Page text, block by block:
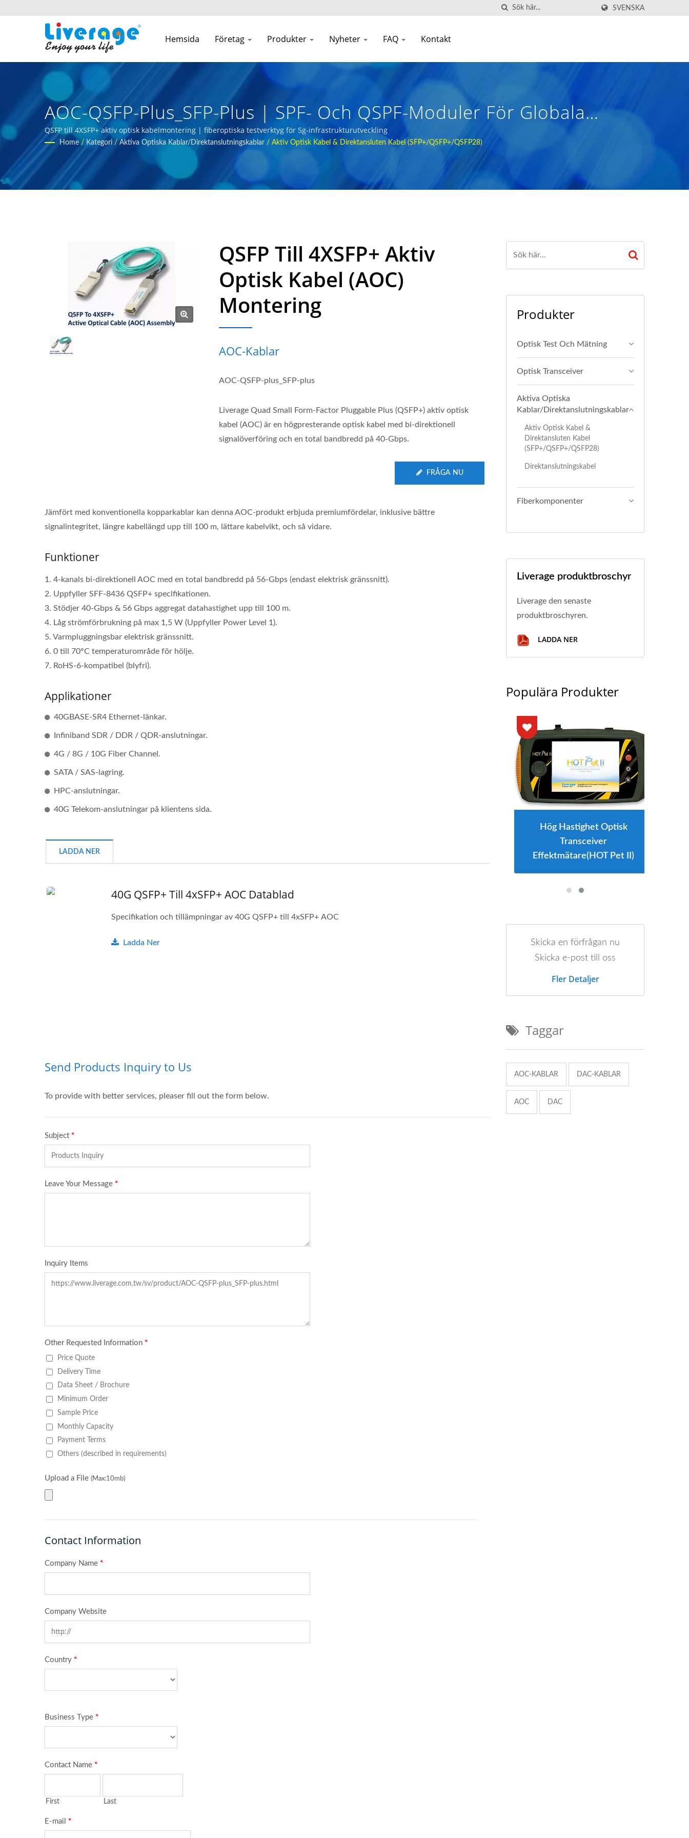
SVENSKA
Hemsida Företag Produkter Nyheter FAQ Kontakt
AOC-QSFP-Plus_SFP-Plus | SPF- Och QSPF-Moduler För Globala
Kommunikationsnätverk
QSFP till 4XSFP+ aktiv optisk kabelmontering | fiberoptiska testverktyg för 5g-infrastrukturutveckling
Home / Kategori / Aktiva Optiska Kablar/direktanslutningskablar / Aktiv Optisk Kabel & Direktansluten Kabel (SFP+/QSFP+/QSFP28)
QSFP Till 4XSFP+ Aktiv
Optisk Kabel (AOC)
Montering
AOC-Kablar
AOC-QSFP-plus_SFP-plus
Liverage Quad Small Form-Factor Pluggable Plus (QSFP+) aktiv optisk
kabel (AOC) är en högpresterande optisk kabel med bi-direktionell
signalöverföring och en total bandbredd på 40-Gbps.
FRÅGA NU
Jämfört med konventionella kopparkablar kan denna AOC-produkt erbjuda premiumfördelar, inklusive bättre
signalintegritet, längre kabellängd upp till 100 m, lättare kabelvikt, och så vidare.
Funktioner
1. 4-kanals bi-direktionell AOC med en total bandbredd på 56-Gbps (endast elektrisk gränssnitt).
2. Uppfyller SFF-8436 QSFP+ specifikationen.
3. Stödjer 40-Gbps & 56 Gbps aggregat datahastighet upp till 100 m.
4. Låg strömförbrukning på max 1,5 W (Uppfyller Power Level 1).
5. Varmpluggningsbar elektrisk gränssnitt.
6. 0 till 70°C temperaturområde för hölje.
7. RoHS-6-kompatibel (blyfri).
Applikationer
40GBASE-SR4 Ethernet-länkar.
Infiniband SDR / DDR / QDR-anslutningar.
4G / 8G / 10G Fiber Channel.
SATA / SAS-lagring.
HPC-anslutningar.
40G Telekom-anslutningar på klientens sida.
LADDA NER
40G QSFP+ Till 4xSFP+ AOC Datablad
Specifikation och tillämpningar av 40G QSFP+ till 4xSFP+ AOC
Ladda Ner
Produkter
Optisk Test Och Mätning
Optisk Transceiver
Aktiva Optiska
Kablar/direktanslutningskablar
Aktiv Optisk Kabel &
Direktansluten Kabel
(SFP+/QSFP+/QSFP28)
Direktanslutningskabel
Fiberkomponenter
Liverage produktbroschyr
Liverage den senaste
produktbroschyren.
LADDA NER
Populära Produkter
Hög Hastighet Optisk
Transceiver
Effektmätare(HOT Pet II)
Skicka en förfrågan nu
Skicka e-post till oss
Fler Detaljer
Taggar
AOC-KABLAR DAC-KABLAR
AOC DAC